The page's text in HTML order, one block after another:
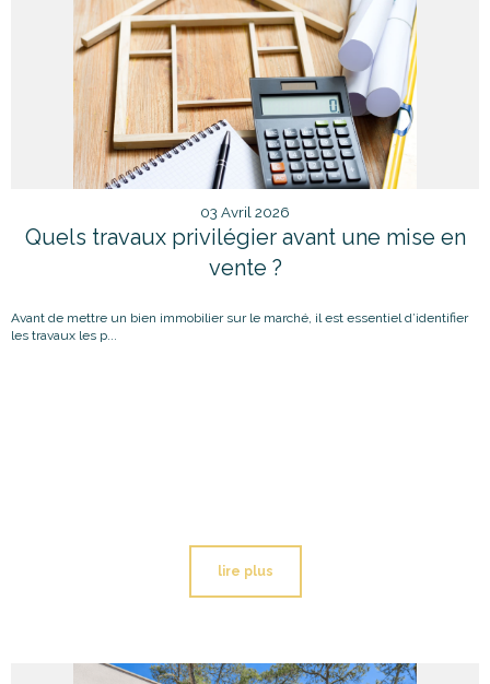
03 Avril 2026
Quels travaux privilégier avant une mise en
vente ?
Avant de mettre un bien immobilier sur le marché, il est essentiel d’identifier
les travaux les p...
lire plus